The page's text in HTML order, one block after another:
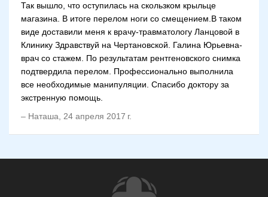
Так вышло, что оступилась на скользком крыльце
магазина. В итоге перелом ноги со смещением.В таком
виде доставили меня к врачу-травматологу Ланцовой в
Клинику Здравствуй на Чертановской. Галина Юрьевна-
врач со стажем. По результатам рентгеновского снимка
подтвердила перелом. Профессионально выполнила
все необходимые манипуляции. Спасибо доктору за
экстренную помощь.
– Наташа 24 апреля 2017 г.